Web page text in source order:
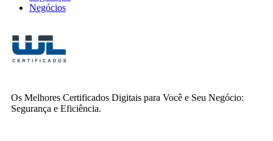
Negócios
Os Melhores Certificados Digitais para Você e Seu Negócio:
Segurança e Eficiência.